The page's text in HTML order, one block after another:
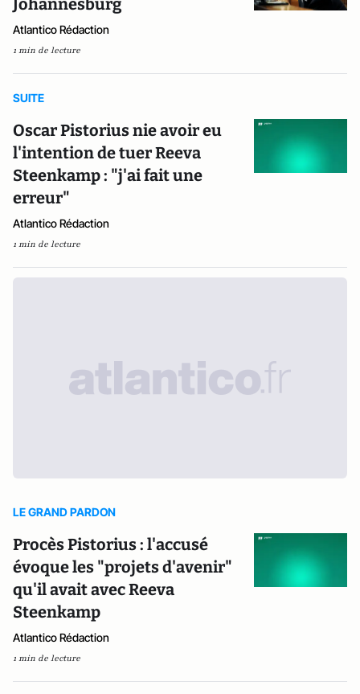
Johannesburg
Atlantico Rédaction
1 min de lecture
SUITE
Oscar Pistorius nie avoir eu
l'intention de tuer Reeva
Steenkamp : "j'ai fait une
erreur"
Atlantico Rédaction
1 min de lecture
LE GRAND PARDON
Procès Pistorius : l'accusé
évoque les "projets d'avenir"
qu'il avait avec Reeva
Steenkamp
Atlantico Rédaction
1 min de lecture